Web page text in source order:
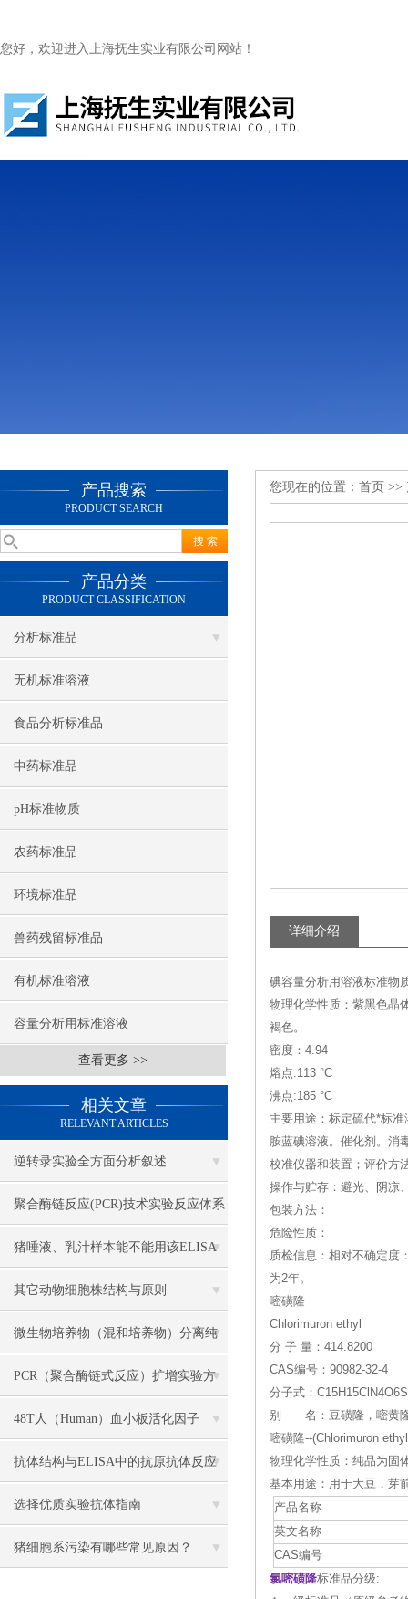
您好，欢迎进入上海抚生实业有限公司网站！
产品搜索
PRODUCT SEARCH
产品分类
PRODUCT CLASSIFICATION
分析标准品
无机标准溶液
食品分析标准品
中药标准品
pH标准物质
农药标准品
环境标准品
兽药残留标准品
有机标准溶液
容量分析用标准溶液
查看更多 >>
相关文章
RELEVANT ARTICLES
逆转录实验全方面分析叙述
聚合酶链反应(PCR)技术实验反应体系
各组份解析
猪唾液、乳汁样本能不能用该ELISA
试剂盒检测？
其它动物细胞株结构与原则
微生物培养物（混和培养物）分离纯
化主要方法介绍
PCR（聚合酶链式反应）扩增实验方
法详述
48T人（Human）血小板活化因子
（PAF） ELISA 检测试剂盒说明书
抗体结构与ELISA中的抗原抗体反应
解读
选择优质实验抗体指南
猪细胞系污染有哪些常见原因？
您现在的位置： 首页 >>
详细介绍
碘容量分析用溶液标准物
物理化学性质：紫黑色晶
褐色。
密度：4.94
熔点:113 °C
沸点:185 °C
主要用途：标定硫代*标
胺蓝碘溶液。催化剂。消
校准仪器和装置；评价方
操作与贮存：避光、阴凉
包装方法：
危险性质：
质检信息：相对不确定度
为2年。
嘧磺隆
Chlorimuron ethyl
分 子 量：414.8200
CAS编号：90982-32-4
分子式：C15H15ClN4O6S
别 名：豆磺隆，嘧黄隆
嘧磺隆--(Chlorimuron
物理化学性质：纯品为固
基本用途：用于大豆，芽
产品名称
英文名称
CAS编号
氯嘧磺隆标准品分级: